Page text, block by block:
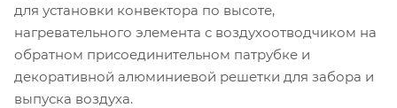
для установки конвектора по высоте,
нагревательного элемента с воздухоотводчиком на
обратном присоединительном патрубке и
декоративной алюминиевой решетки для забора и
выпуска воздуха.